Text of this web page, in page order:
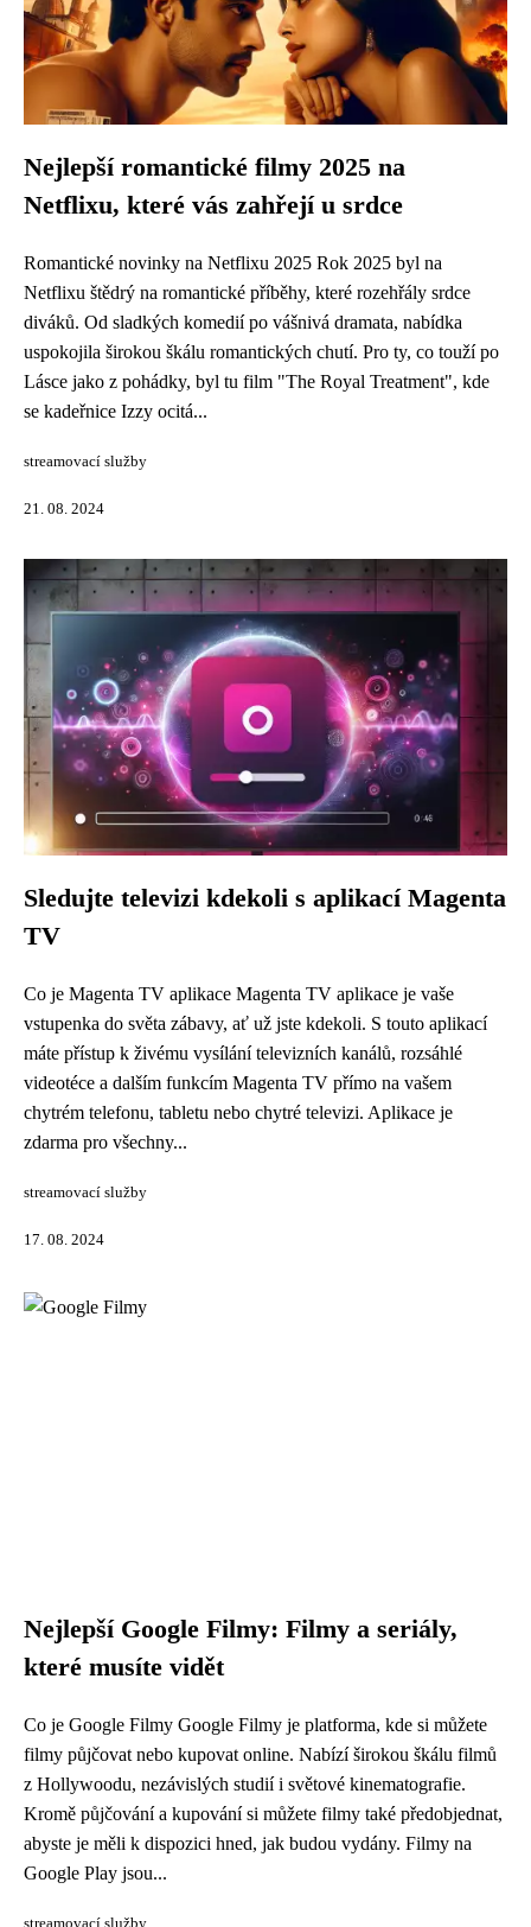
Nejlepší romantické filmy 2025 na
Netflixu, které vás zahřejí u srdce
Romantické novinky na Netflixu 2025 Rok 2025 byl na
Netflixu štědrý na romantické příběhy, které rozehřály srdce
diváků. Od sladkých komedií po vášnivá dramata, nabídka
uspokojila širokou škálu romantických chutí. Pro ty, co touží po
Lásce jako z pohádky, byl tu film "The Royal Treatment", kde
se kadeřnice Izzy ocitá...
streamovací služby
21. 08. 2024
Sledujte televizi kdekoli s aplikací Magenta
TV
Co je Magenta TV aplikace Magenta TV aplikace je vaše
vstupenka do světa zábavy, ať už jste kdekoli. S touto aplikací
máte přístup k živému vysílání televizních kanálů, rozsáhlé
videotéce a dalším funkcím Magenta TV přímo na vašem
chytrém telefonu, tabletu nebo chytré televizi. Aplikace je
zdarma pro všechny...
streamovací služby
17. 08. 2024
Nejlepší Google Filmy: Filmy a seriály,
které musíte vidět
Co je Google Filmy Google Filmy je platforma, kde si můžete
filmy půjčovat nebo kupovat online. Nabízí širokou škálu filmů
z Hollywoodu, nezávislých studií i světové kinematografie.
Kromě půjčování a kupování si můžete filmy také předobjednat,
abyste je měli k dispozici hned, jak budou vydány. Filmy na
Google Play jsou...
streamovací služby